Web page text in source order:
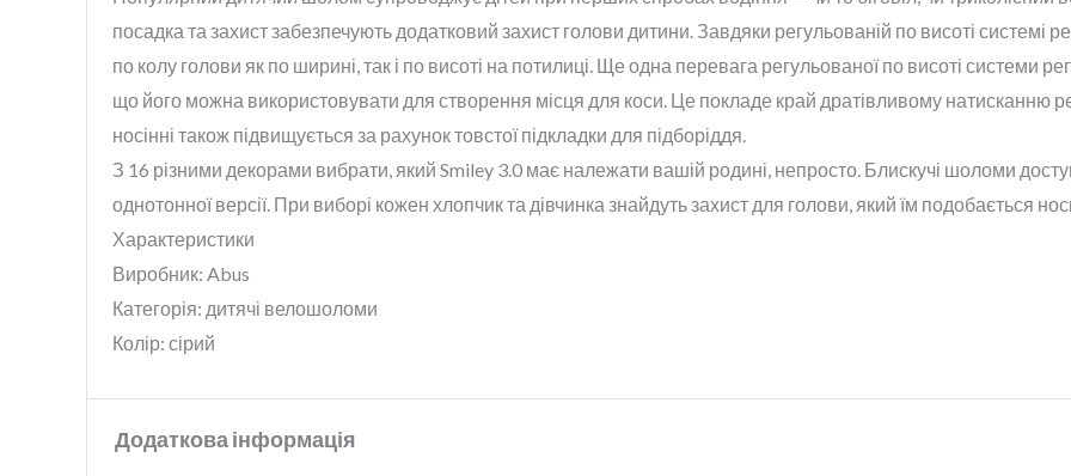
посадка та захист забезпечують додатковий захист голови дитини. Завдяки регульованій по висоті
по колу голови як по ширині, так і по висоті на потилиці. Ще одна перевага регульованої по висоті системи
що його можна використовувати для створення місця для коси. Це покладе край дратівливому натисканню
носінні також підвищується за рахунок товстої підкладки для підборіддя.
З 16 різними декорами вибрати, який Smiley 3.0 має належати вашій родині, непросто. Блискучі шоломи
однотонної версії. При виборі кожен хлопчик та дівчинка знайдуть захист для голови, який їм подобається
Характеристики
Виробник: Abus
Категорія: дитячі велошоломи
Колір: сірий
Додаткова інформація